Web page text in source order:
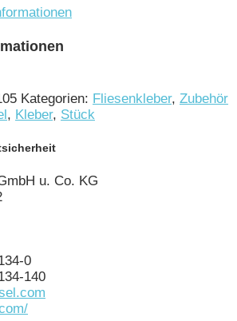
Kategorien: Fliesenkleber, Zubehör
, Kleber, Stück
u. Co. KG
0
140